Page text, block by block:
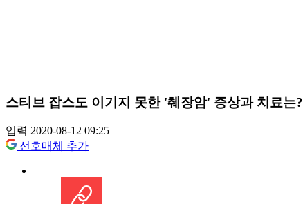
스티브 잡스도 이기지 못한 '췌장암' 증상과 치료는?
입력 2020-08-12 09:25
선호매체 추가